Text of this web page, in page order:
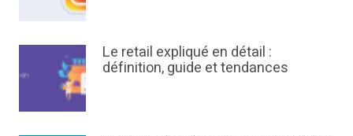
Le retail expliqué en détail :
définition, guide et tendances